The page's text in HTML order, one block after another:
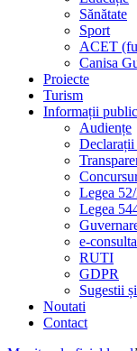
Sănătate
Sport
ACET
Canisa
Proiecte
Turism
Informații
Audiențe
Declarații
Legea
Legea
e-
RUTI
GDPR
Sugestii
Noutati
Contact